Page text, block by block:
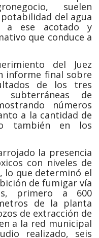
suelen
del agua
a ese acotado y
que conduce a
del Juez
informe final sobre
de los tres
de
números
a la cantidad de
también en los
la presencia
con niveles de
lo que determinó el
de fumigar vía
primero a 600
de la planta
de extracción de
a la red municipal
realizado, seis